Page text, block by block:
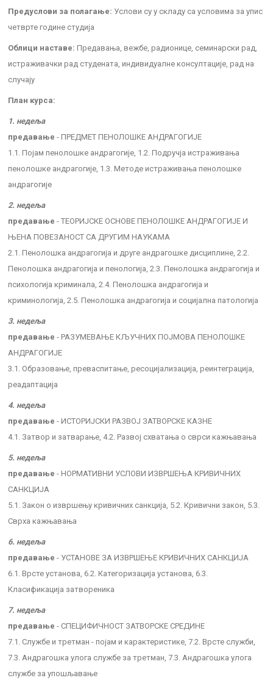
Предуслови за полагање: Услови су у складу са условима за упис
четврте године студија
Облици наставе: Предавања, вежбе, радионице, семинарски рад,
истраживачки рад студената, индивидуалне консултације, рад на
случају
План курса:
1. недеља
предавање - ПРЕДМЕТ ПЕНОЛОШКЕ АНДРАГОГИЈЕ
1.1. Појам пенолошке андрагогије, 1.2. Подручја истраживања
пенолошке андрагогије, 1.3. Методе истраживања пенолошке
андрагогије
2. недеља
предавање - ТЕОРИЈСКЕ ОСНОВЕ ПЕНОЛОШКЕ АНДРАГОГИЈЕ И
ЊЕНА ПОВЕЗАНОСТ СА ДРУГИМ НАУКАМА
2.1. Пенолошка андрагогија и друге андрагошке дисциплине, 2.2.
Пенолошка андрагогија и пенологија, 2.3. Пенолошка андрагогија и
психологија криминала, 2.4. Пенолошка андрагогија и
криминологија, 2.5. Пенолошка андрагогија и социјална патологија
3. недеља
предавање - РАЗУМЕВАЊЕ КЉУЧНИХ ПОЈМОВА ПЕНОЛОШКЕ
АНДРАГОГИЈЕ
3.1. Образовање, преваспитање, ресоцијализација, реинтеграција,
реадаптација
4. недеља
предавање - ИСТОРИЈСКИ РАЗВОЈ ЗАТВОРСКЕ КАЗНЕ
4.1. Затвор и затварање, 4.2. Развој схватања о сврси кажњавања
5. недеља
предавање - НОРМАТИВНИ УСЛОВИ ИЗВРШЕЊА КРИВИЧНИХ
САНКЦИЈА
5.1. Закон о извршењу кривичних санкција, 5.2. Кривични закон, 5.3.
Сврха кажњавања
6. недеља
предавање - УСТАНОВЕ ЗА ИЗВРШЕЊЕ КРИВИЧНИХ САНКЦИЈА
6.1. Врсте установа, 6.2. Категоризација установа, 6.3.
Класификација затвореника
7. недеља
предавање - СПЕЦИФИЧНОСТ ЗАТВОРСКЕ СРЕДИНЕ
7.1. Службе и третман - појам и карактеристике, 7.2. Врсте служби,
7.3. Андрагошка улога службе за третман, 7.3. Андрагошка улога
службе за упошљавање